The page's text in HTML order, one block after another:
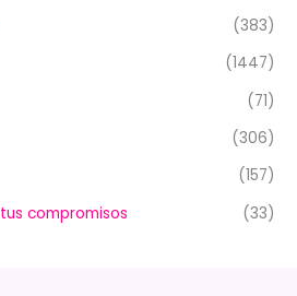
(383)
(1447)
(71)
(306)
(157)
compromisos
(33)